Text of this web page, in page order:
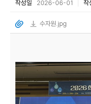
작성일 2026-06-01 작
수자원.jpg